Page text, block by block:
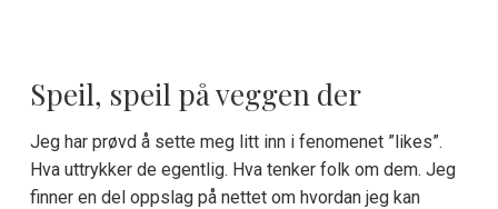
Speil, speil på veggen der
Jeg har prøvd å sette meg litt inn i fenomenet ”likes”.
Hva uttrykker de egentlig. Hva tenker folk om dem. Jeg
finner en del oppslag på nettet om hvordan jeg kan